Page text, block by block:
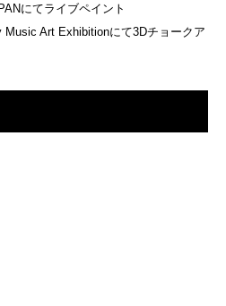
にてライブペイント
Art Exhibitionにて3Dチョークア